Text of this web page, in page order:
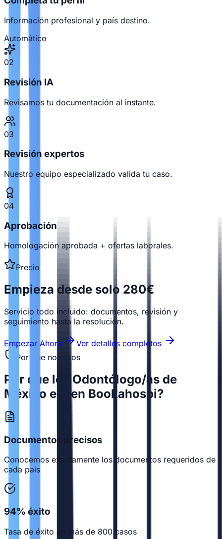
Información profesional y país destino.
Automático
02
Revisión IA
Revisamos tu documentación al instante.
03
Revisión expertos
Nuestro equipo especializado valida tu caso.
04
Aprobación
Homologación aprobada + ofertas laborales.
Precio
Empieza desde solo 280€
Servicio todo incluido: documentos, revisión y
seguimiento hasta la resolución.
Empezar Ahora
Ver detalles completos
Por que nosotros
Por que los Odontólogo/as de
México eligen Bookahospi?
Documentos precisos
Conocemos exactamente los documentos requeridos de
cada pais
94% éxito
Tasa de éxito en más de 800 casos